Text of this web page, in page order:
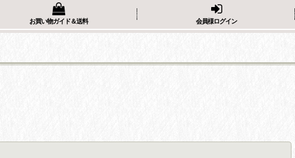
お買い物ガイド＆送料 会員様ログイン